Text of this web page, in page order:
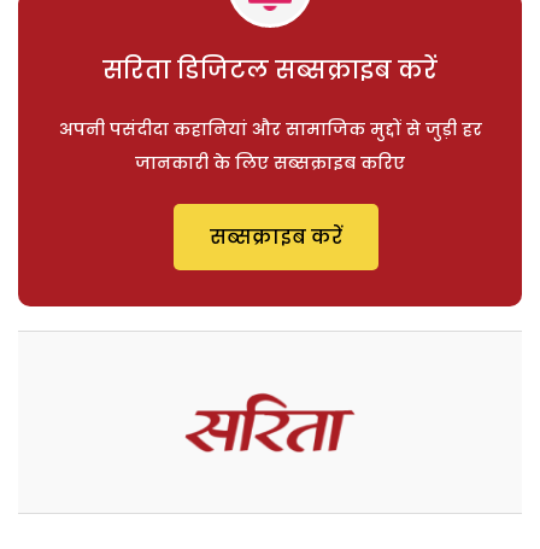
सरिता डिजिटल सब्सक्राइब करें
अपनी पसंदीदा कहानियां और सामाजिक मुद्दों से जुड़ी हर
जानकारी के लिए सब्सक्राइब करिए
सब्सक्राइब करें